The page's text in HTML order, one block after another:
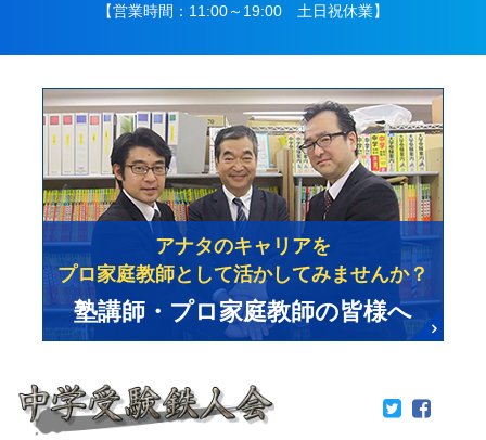
【営業時間：11:00～19:00 土日祝休業】
アナタのキャリアを
プロ家庭教師として活かしてみませんか？
塾講師・プロ家庭教師の皆様へ